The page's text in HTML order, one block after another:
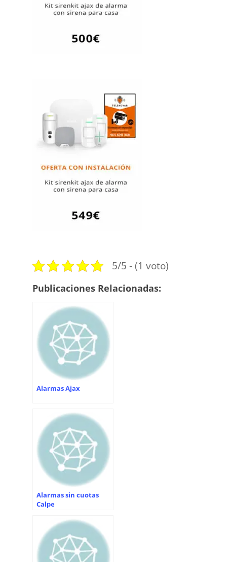
5/5 - (1 voto)
Publicaciones Relacionadas:
Alarmas Ajax
Alarmas sin cuotas
Calpe